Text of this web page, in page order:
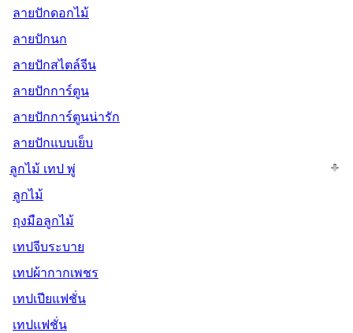
ลายปักดอกไม้
ลายปักนก
ลายปักสไตล์จีน
ลายปักการ์ตูน
ลายปักการ์ตูนน่ารัก
ลายปักแบบเย็บ
ลูกไม้ เทป พู่
ลูกไม้
ถุงมือลูกไม้
เทปจีบระบาย
เทปผ้ากากเพชร
เทปเปียแฟชั่น
เทปแฟชั่น